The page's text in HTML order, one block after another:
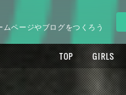
ムページやブログをつくろう
TOP GIRLS